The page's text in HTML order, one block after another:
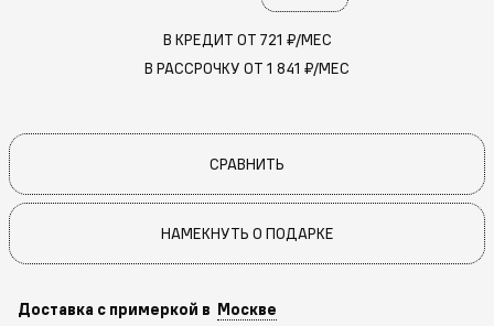
В КРЕДИТ ОТ 721 ₽/МЕС
В РАССРОЧКУ ОТ 1 841 ₽/МЕС
СРАВНИТЬ
НАМЕКНУТЬ О ПОДАРКЕ
Доставка с примеркой в Москве